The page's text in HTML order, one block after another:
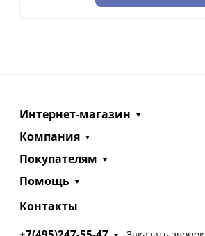
Интернет-магазин
Компания
Покупателям
Помощь
Контакты